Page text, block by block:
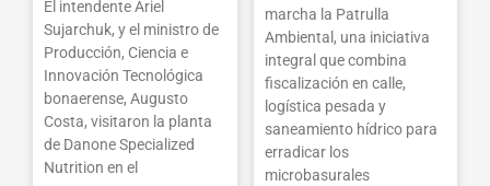
El intendente Ariel
Sujarchuk, y el ministro de
Producción, Ciencia e
Innovación Tecnológica
bonaerense, Augusto
Costa, visitaron la planta
de Danone Specialized
Nutrition en el
marcha la Patrulla
Ambiental, una iniciativa
integral que combina
fiscalización en calle,
logística pesada y
saneamiento hídrico para
erradicar los
microbasurales